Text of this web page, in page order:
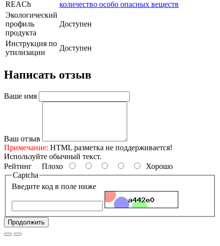
REACh
количество особо опасных веществ
Экологический
профиль
продукта
Доступен
Инструкция по
утилизации
Доступен
Написать отзыв
Ваше имя
Ваш отзыв
Примечание: HTML разметка не поддерживается!
Используйте обычный текст.
Рейтинг Плохо
Хорошо
Captcha
Введите код в поле ниже
Продолжить